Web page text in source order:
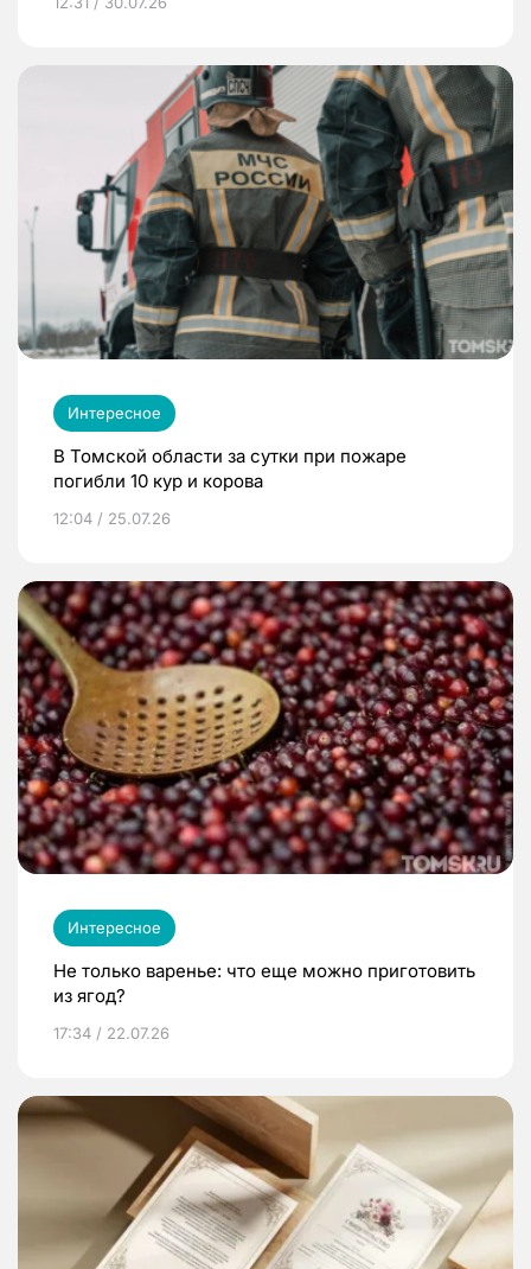
Интересное
В Томской области за сутки при пожаре
погибли 10 кур и корова
12:04 / 25.07.26
Интересное
Не только варенье: что еще можно приготовить
из ягод?
17:34 / 22.07.26